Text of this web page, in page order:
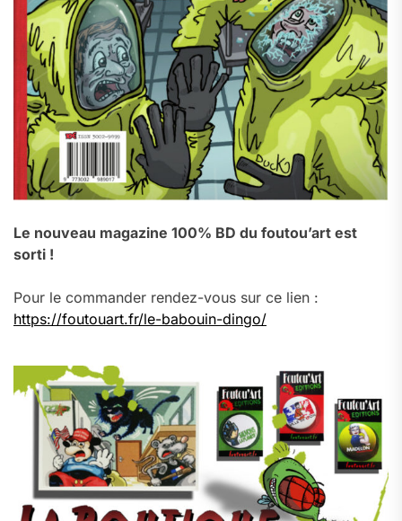
Le nouveau magazine 100% BD du foutou’art est
sorti !
Pour le commander rendez-vous sur ce lien :
https://foutouart.fr/le-babouin-dingo/